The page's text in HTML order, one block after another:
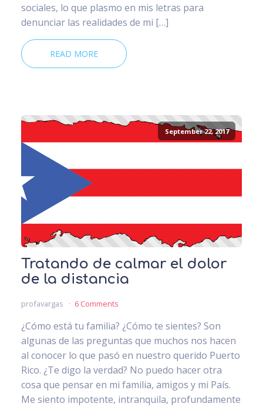
sociales, lo que plasmo en mis letras para
denunciar las realidades de mi […]
READ MORE
September 22, 2017
Tratando de calmar el dolor
de la distancia
profavargas 6 Comments
¿Cómo está tu familia? ¿Cómo te sientes? Son
algunas de las preguntas que muchos nos hacen
al conocer lo que pasó en nuestro querido Puerto
Rico. ¿Te digo la verdad? No puedo hacer otra
cosa que pensar en mi familia, amigos y mi País.
Me siento impotente, intranquila, profundamente